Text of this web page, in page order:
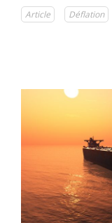
Article Déflation